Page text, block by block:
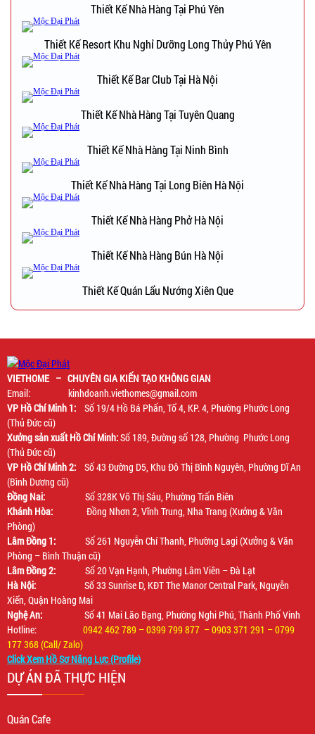
Thiết Kế Nhà Hàng Tại Phú Yên
Thiết Kế Resort Khu Nghỉ Dưỡng Long Thủy Phú Yên
Thiết Kế Bar Club Tại Hà Nội
Thiết Kế Nhà Hàng Tại Tuyên Quang
Thiết Kế Nhà Hàng Tại Ninh Bình
Thiết Kế Nhà Hàng Tại Long Biên Hà Nội
Thiết Kế Nhà Hàng Phở Hà Nội
Thiết Kế Nhà Hàng Bún Hà Nội
Thiết Kế Quán Lẩu Nướng Xiên Que
VIETHOME – CHUYÊN GIA KIẾN TẠO KHÔNG GIAN
Email: kinhdoanh.viethomes@gmail.com
VP Hồ Chí Minh 1: Số 19/4 Hồ Bá Phấn, Tổ 4, KP. 4, Phường Phước Long
(Thủ Đức cũ)
Xưởng sản xuất Hồ Chí Minh:Số 189, Đường số 128, Phường Phước Long
(Thủ Đức cũ)
VP Hồ Chí Minh 2: Số 43 Đường D5, Khu Đô Thị Bình Nguyên, Phường Dĩ An
(Bình Dương cũ)
Đồng Nai: Số 328K Võ Thị Sáu, Phường Trấn Biên
Khánh Hòa: Đồng Nhơn 2, Vĩnh Trung, Nha Trang (Xưởng & Văn
Phòng)
Lâm Đồng 1: Số 261 Nguyễn Chí Thanh, Phường Lagi (Xưởng & Văn
Phòng – Bình Thuận cũ)
Lâm Đồng 2: Số 20 Vạn Hạnh, Phường Lâm Viên – Đà Lạt
Hà Nội: Số 33 Sunrise D, KĐT The Manor Central Park, Nguyễn
Xiển, Quận Hoàng Mai
Nghệ An: Số 41 Mai Lão Bạng, Phường Nghi Phú, Thành Phố Vinh
Hotline: 0942 462 789 – 0399 799 877 – 0903 371 291 – 0799
177 368 (Call/ Zalo)
Click Xem Hồ Sơ Năng Lực (Profile)
DỰ ÁN ĐÃ THỰC HIỆN
Quán Cafe